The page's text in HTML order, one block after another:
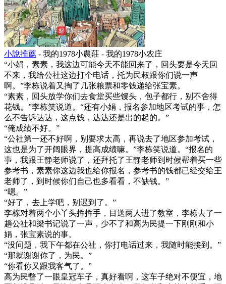
小說推薦 - 我的1978小農莊 - 我的1978小农庄
“小娟，素素，我这边可能今天不能回来了，回头要是今天回
不来，我给公社这边打个电话，托为民叔跟你们说一声
啊。”李栋说着又掏了几张粮票和零钱递给张宝素。
“素素，回头放学你们去食堂买些馒头，包子都行，别不舍得
花钱。”李栋笑说道。“还有小娟，报名参加地区考试的事，怎
么不告诉达达，这点钱，达达还是出的起的。”
“俺成绩不好。”
“公社第一还不好啊，别要求太高，再说去了地区参加考试，
这也是为了开阔眼界，提高成绩嘛。”李栋笑说道。“报名的
事，我跟王静老师说了，还拜托了王静老师到时候帮着买一些
参考书，素素你这边我也给你报名，参考书的钱都已经交给王
老师了，到时候你们自己也多看看，不缺钱。”
“嗯。”
“好了，去上学吧，别迟到了。”
李栋对着两个小丫头挥挥手，目送两人进了教室，李栋去了一
趟公社和梁书记说了一声，少不了和高为民提一下刚刚和小
娟，张宝素说的事。
“没问题，我下午都在公社，你打电话过来，我随时能接到。”
“那就谢谢你了，为民。”
“你看你又跟我客气了。”
高为民瞥了一眼皇冠车子，真好看啊，这车子绝对不便宜，地